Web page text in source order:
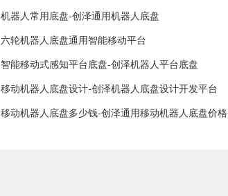
机器人常用底盘-创泽通用机器人底盘
六轮机器人底盘通用智能移动平台
智能移动式感知平台底盘-创泽机器人平台底盘
移动机器人底盘设计-创泽机器人底盘设计开发平台
移动机器人底盘多少钱-创泽通用移动机器人底盘价格